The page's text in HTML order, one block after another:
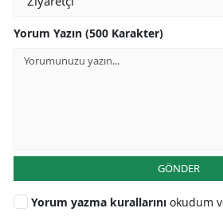
Yorum Yazın (500 Karakter)
GÖNDER
Yorum yazma kurallarını okudum